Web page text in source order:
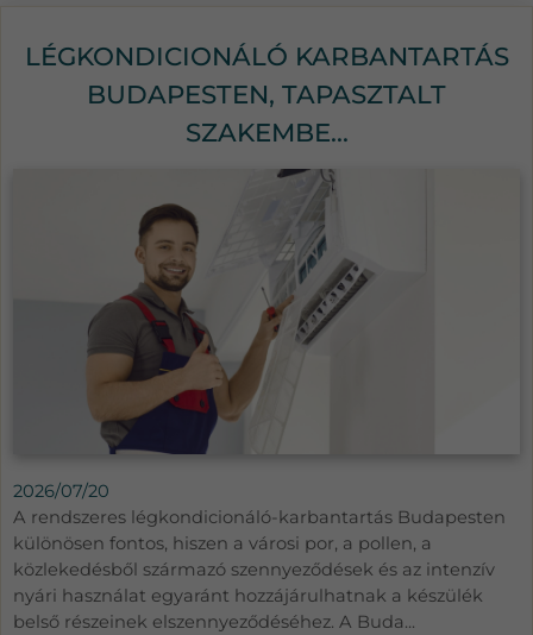
LÉGKONDICIONÁLÓ KARBANTARTÁS
BUDAPESTEN, TAPASZTALT
SZAKEMBE...
2026/07/20
A rendszeres légkondicionáló-karbantartás Budapesten
különösen fontos, hiszen a városi por, a pollen, a
közlekedésből származó szennyeződések és az intenzív
nyári használat egyaránt hozzájárulhatnak a készülék
belső részeinek elszennyeződéséhez. A Buda...